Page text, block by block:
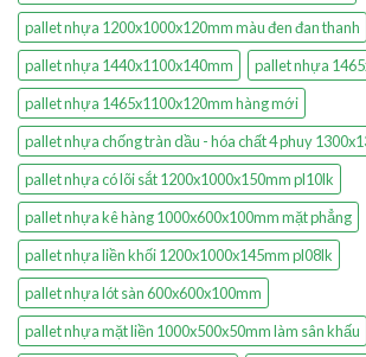
pallet nhựa 1200x1000x120mm màu đen đan thanh
pallet nhựa 1440x1100x140mm
pallet nhựa
pallet nhựa 1465x1100x120mm hàng mới
pallet nhựa chống tràn dầu - hóa chất 4 phuy
pallet nhựa có lõi sắt 1200x1000x150mm pl10lk
pallet nhựa kê hàng 1000x600x100mm mặt phẳng
pallet nhựa liền khối 1200x1000x145mm pl08lk
pallet nhựa lót sàn 600x600x100mm
pallet nhựa mặt liền 1000x500x50mm làm sân khấu